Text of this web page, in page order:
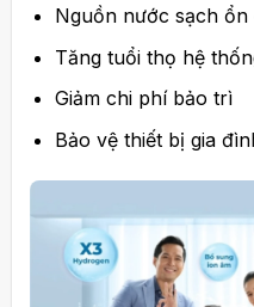
Nguồn nước sạch ổn
Tăng tuổi thọ hệ
Giảm chi phí bảo trì
Bảo vệ thiết bị gia